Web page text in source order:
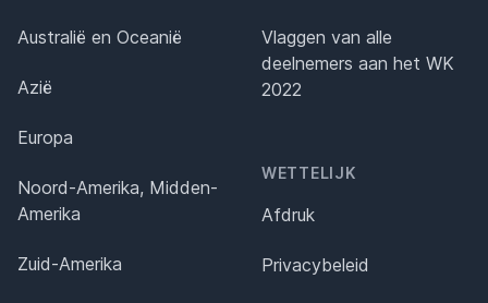
Australië en Oceanië
Azië
Europa
Noord-Amerika, Midden-
Amerika
Zuid-Amerika
Vlaggen van alle
deelnemers aan het WK
2022
WETTELIJK
Afdruk
Privacybeleid